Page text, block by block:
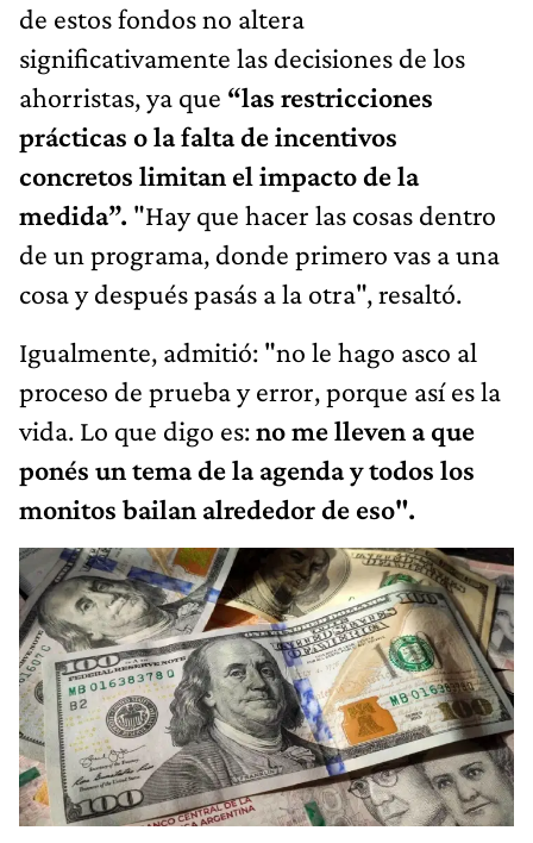
de estos fondos no altera
significativamente las decisiones de los
ahorristas, ya que “las restricciones
prácticas o la falta de incentivos
concretos limitan el impacto de la
medida”. "Hay que hacer las cosas dentro
de un programa, donde primero vas a una
cosa y después pasás a la otra", resaltó.
Igualmente, admitió: "no le hago asco al
proceso de prueba y error, porque así es la
vida. Lo que digo es:no me lleven a que
ponés un tema de la agenda y todos los
monitos bailan alrededor de eso".